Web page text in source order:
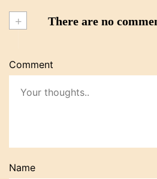
+ There are no
Comment
Name